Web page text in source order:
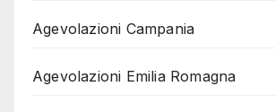
Agevolazioni Campania
Agevolazioni Emilia Romagna